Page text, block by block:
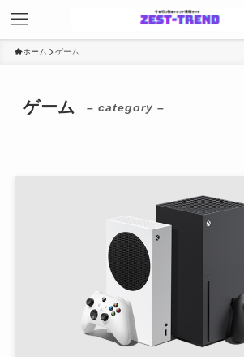
ホーム ゲーム
ゲーム – category –